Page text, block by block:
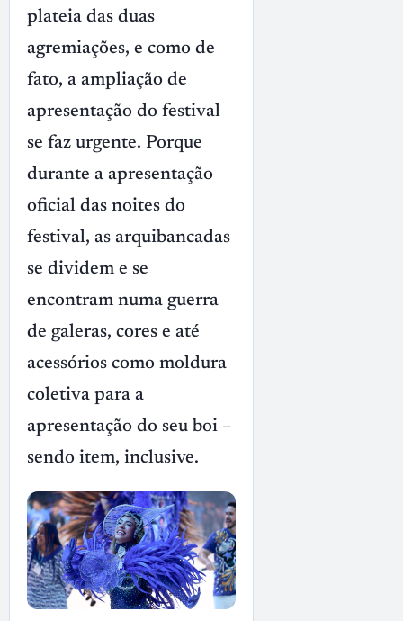
plateia das duas
agremiações, e como de
fato, a ampliação de
apresentação do festival
se faz urgente. Porque
durante a apresentação
oficial das noites do
festival, as arquibancadas
se dividem e se
encontram numa guerra
de galeras, cores e até
acessórios como moldura
coletiva para a
apresentação do seu boi –
sendo item, inclusive.